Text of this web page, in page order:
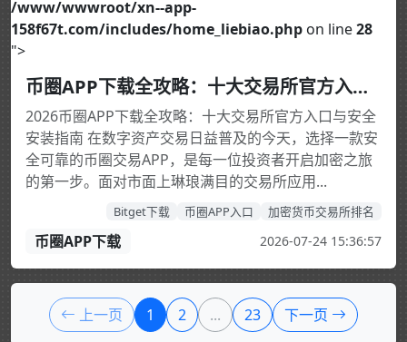
/www/wwwroot/xn--app-
158f67t.com/includes/home_liebiao.php on line28
">
币圈APP下载全攻略：十大交易所官方入口与安全安装指南
2026币圈APP下载全攻略：十大交易所官方入口与安全
安装指南 在数字资产交易日益普及的今天，选择一款安
全可靠的币圈交易APP，是每一位投资者开启加密之旅
的第一步。面对市面上琳琅满目的交易所应用...
Bitget下载 币圈APP入口 加密货币交易所排名
币圈APP下载 2026-07-24 15:36:57
上一页 1 2 ... 23 下一页